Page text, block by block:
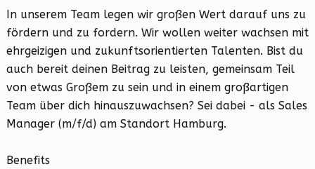
In unserem Team legen wir großen Wert darauf uns zu
fördern und zu fordern. Wir wollen weiter wachsen mit
ehrgeizigen und zukunftsorientierten Talenten. Bist du
auch bereit deinen Beitrag zu leisten, gemeinsam Teil
von etwas Großem zu sein und in einem großartigen
Team über dich hinauszuwachsen? Sei dabei - als Sales
Manager (m/f/d) am Standort Hamburg.
Benefits